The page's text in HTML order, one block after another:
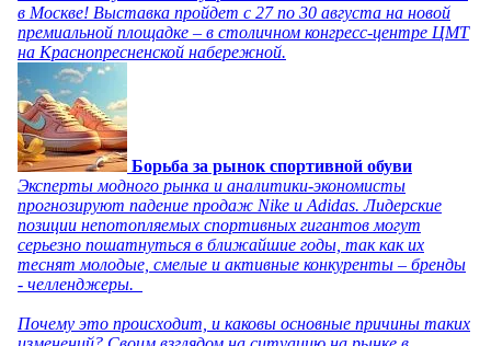
в Москве! Выставка пройдет с 27 по 30 августа на новой
премиальной площадке – в столичном конгресс-центре ЦМТ
на Краснопресненской набережной.
Борьба за рынок спортивной обуви
Эксперты модного рынка и аналитики-экономисты
прогнозируют падение продаж Nike и Adidas. Лидерские
позиции непотопляемых спортивных гигантов могут
серьезно пошатнуться в ближайшие годы, так как их
теснят молодые, смелые и активные конкуренты – бренды
- челленджеры.
Почему это происходит, и каковы основные причины таких